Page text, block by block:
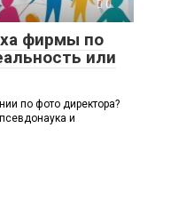
0
фирмы по
или
по фото директора?
и